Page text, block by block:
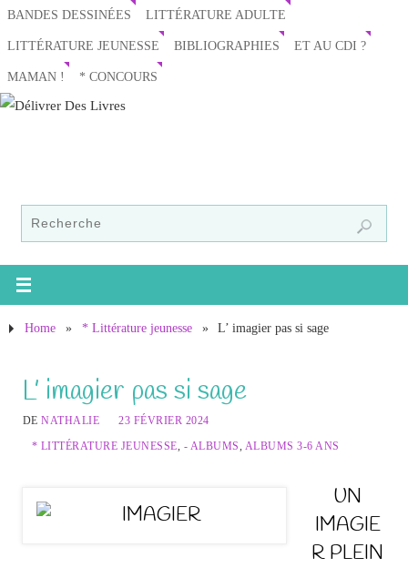
BANDES DESSINÉES LITTÉRATURE ADULTE
LITTÉRATURE JEUNESSE BIBLIOGRAPHIES ET AU CDI ?
MAMAN ! * CONCOURS
Home » * Littérature jeunesse » L’ imagier pas si sage
L’ imagier pas si sage
DENATHALIE
23 FÉVRIER 2024
* LITTÉRATURE JEUNESSE, - ALBUMS, ALBUMS 3-6 ANS
UN
IMAGIE
R PLEIN